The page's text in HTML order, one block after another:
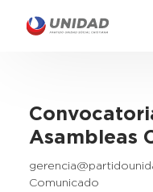
Asambleas
Comunicado